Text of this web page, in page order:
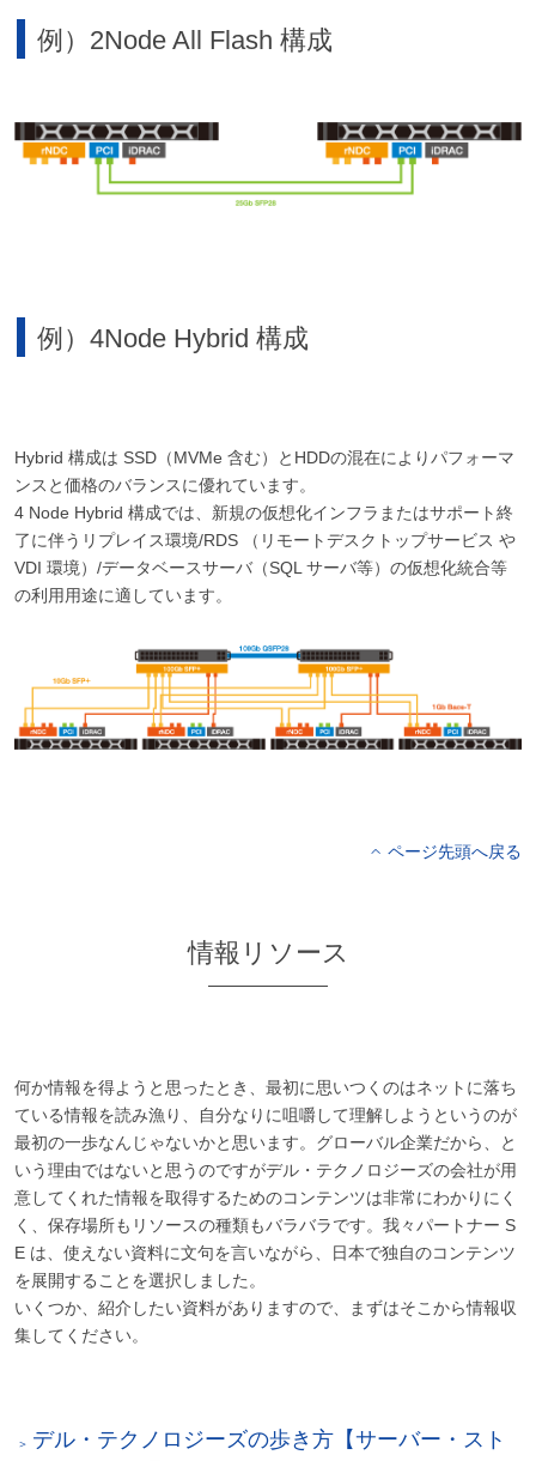
例）2Node All Flash 構成
例）4Node Hybrid 構成
Hybrid 構成は SSD（MVMe 含む）とHDDの混在によりパフォーマ
ンスと価格のバランスに優れています。
4 Node Hybrid 構成では、新規の仮想化インフラまたはサポート終
了に伴うリプレイス環境/RDS （リモートデスクトップサービス や
VDI 環境）/データベースサーバ（SQL サーバ等）の仮想化統合等
の利用用途に適しています。
ページ先頭へ戻る
情報リソース
何か情報を得ようと思ったとき、最初に思いつくのはネットに落ち
ている情報を読み漁り、自分なりに咀嚼して理解しようというのが
最初の一歩なんじゃないかと思います。グローバル企業だから、と
いう理由ではないと思うのですがデル・テクノロジーズの会社が用
意してくれた情報を取得するためのコンテンツは非常にわかりにく
く、保存場所もリソースの種類もバラバラです。我々パートナー S
E は、使えない資料に文句を言いながら、日本で独自のコンテンツ
を展開することを選択しました。
いくつか、紹介したい資料がありますので、まずはそこから情報収
集してください。
デル・テクノロジーズの歩き方【サーバー・スト